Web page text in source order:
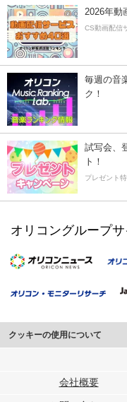
2026年動
CS動画配信
毎週の音
ク！
試写会、
ト！
プレゼント
オリコングループサ
クッキーの使用について
このサイトでは Cookie を使
行っています。会社概要